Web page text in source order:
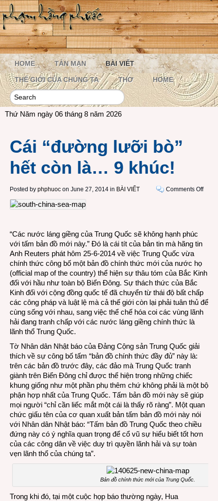
HOME TẢN MẠN BÀI VIẾT
THẾ GIỚI CỦA CHÚNG TA THƠ HOME
Thứ Năm ngày 06 tháng 8 năm 2026
Cái “đường lưỡi bò”
hết còn là… 9 khúc!
Posted by phphuoc on June 27, 2014 in BÀI VIẾT Comments Offon
khúc!
“Các nước láng giềng của Trung Quốc sẽ không hạnh phúc
với tấm bản đồ mới này.” Đó là cái tít của bản tin mà hãng tin
Anh Reuters phát hôm 25-6-2014 về việc Trung Quốc vừa
chính thức công bố một bản đồ chính thức mới của nước họ
(official map of the country) thể hiện sự thâu tóm của Bắc Kinh
đối với hầu như toàn bộ Biển Đông. Sự thách thức của Bắc
Kinh đối với cộng đồng quốc tế đã chuyển từ thái độ bất chấp
các công pháp và luật lệ mà cả thế giới còn lại phải tuân thủ để
cùng sống với nhau, sang việc thể chế hóa coi các vùng lãnh
hải đang tranh chấp với các nước láng giềng chính thức là
lãnh thổ Trung Quốc.
Tờ Nhân dân Nhật báo của Đảng Cộng sản Trung Quốc giải
thích về sự công bố tấm “bản đồ chính thức đầy đủ” này là:
trên các bản đồ trước đây, các đảo mà Trung Quốc tranh
giành trên Biển Đông chỉ được thể hiện trong những chiếc
khung giống như một phần phụ thêm chứ không phải là một bộ
phận hợp nhất của Trung Quốc. Tấm bản đồ mới này sẽ giúp
mọi người “chỉ cần liếc mắt một cái là thấy rõ ràng”. Một quan
chức giấu tên của cơ quan xuất bản tấm bản đồ mới này nói
với Nhân dân Nhật báo: “Tấm bản đồ Trung Quốc theo chiều
đứng này có ý nghĩa quan trọng để cổ vũ sự hiểu biết tốt hơn
của các công dân về việc duy trì quyền lãnh hải và sự toàn
vẹn lãnh thổ của chúng ta”.
Bản đồ chính thức mới của Trung Quốc.
Trong khi đó, tại một cuộc họp báo thường ngày, Hua